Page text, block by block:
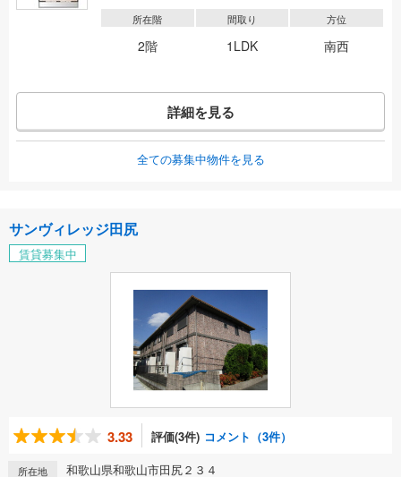
所在階
2階
間取り
1LDK
方位
南西
詳細を見る
全ての募集中物件を見る
サンヴィレッジ田尻
賃貸募集中
3.33 評価(3件) コメント（3件）
所在地 和歌山県和歌山市田尻２３４